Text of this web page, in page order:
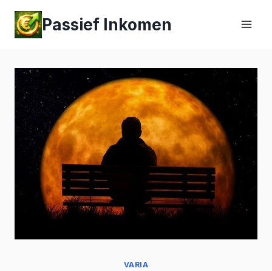
Passief Inkomen
VARIA